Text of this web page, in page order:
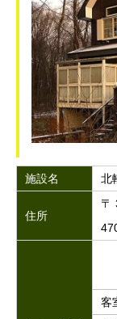
施設名 北
住所
〒
客